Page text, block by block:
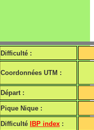
Difficulté :
Coordonnées UTM :
Départ :
Pique Nique :
Difficulté IBP index :